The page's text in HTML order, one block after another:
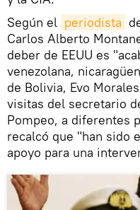
Según el periodista
Carlos Alberto
deber de EEUU es
venezolana,
de Bolivia, Evo
visitas del secretario
Pompeo, a diferentes
recalcó que "han sido
apoyo para una